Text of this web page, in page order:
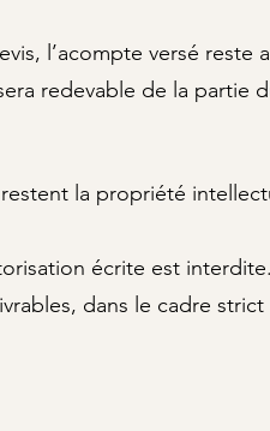
l’acompte versé reste
redevable de la partie
la propriété
écrite est interdite.
dans le cadre